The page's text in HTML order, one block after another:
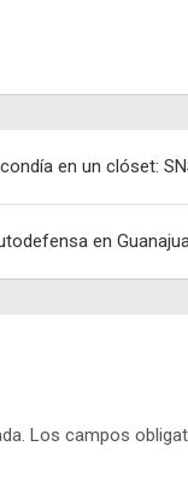
en un clóset:
en
Los campos